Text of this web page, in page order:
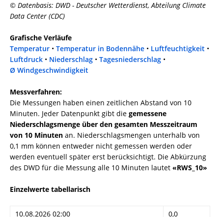
© Datenbasis: DWD - Deutscher Wetterdienst, Abteilung Climate
Data Center (CDC)
Grafische Verläufe
Temperatur • Temperatur in Bodennähe • Luftfeuchtigkeit •
Luftdruck • Niederschlag • Tagesniederschlag •
Ø Windgeschwindigkeit
Messverfahren:
Die Messungen haben einen zeitlichen Abstand von 10
Minuten. Jeder Datenpunkt gibt die gemessene
Niederschlagsmenge über den gesamten Messzeitraum
von 10 Minuten an. Niederschlagsmengen unterhalb von
0,1 mm können entweder nicht gemessen werden oder
werden eventuell später erst berücksichtigt. Die Abkürzung
des DWD für die Messung alle 10 Minuten lautet «RWS_10»
Einzelwerte tabellarisch
10.08.2026 02:00
0,0